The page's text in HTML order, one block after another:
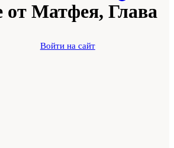
Войти на сайт
от Матфея, Глава